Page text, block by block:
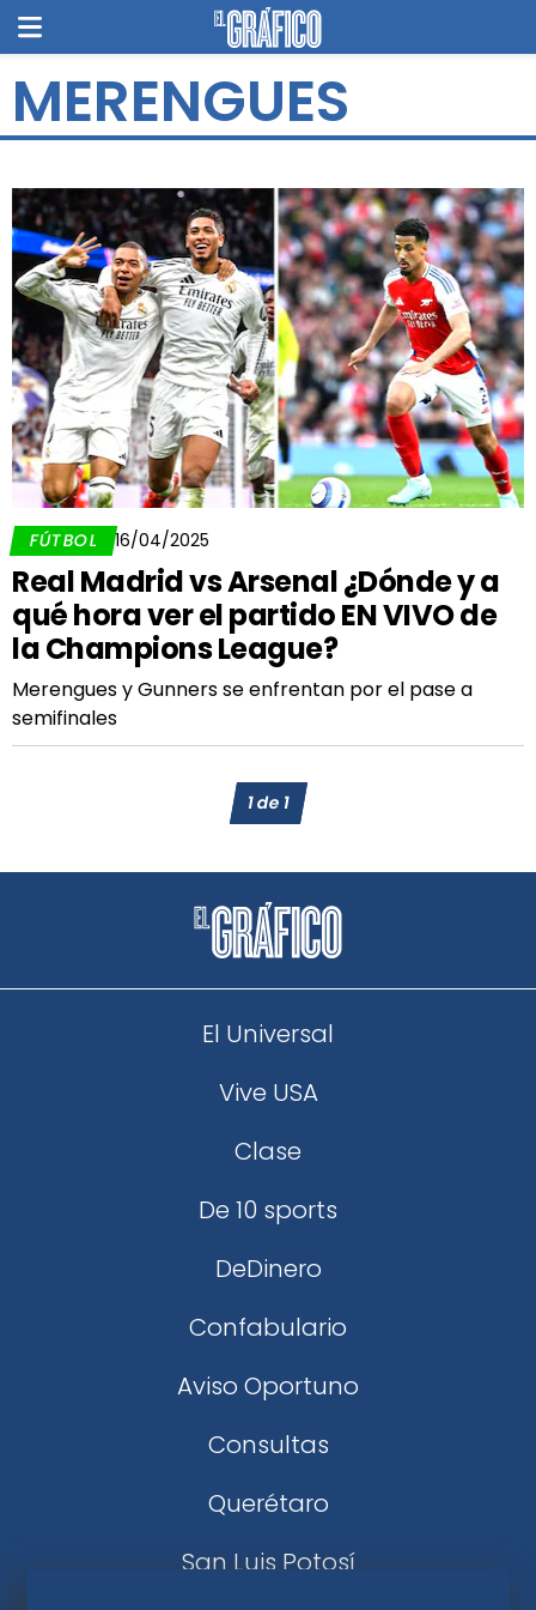
MERENGUES
FÚTBOL 16/04/2025
Real Madrid vs Arsenal ¿Dónde y a
qué hora ver el partido EN VIVO de
la Champions League?
Merengues y Gunners se enfrentan por el pase a
semifinales
1de1
El Universal
Vive USA
Clase
De 10 sports
DeDinero
Confabulario
Aviso Oportuno
Consultas
Querétaro
San Luis Potosí